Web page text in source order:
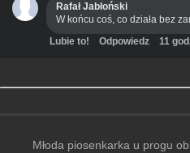
Rafał Jabłoński
W końcu coś, co działa bez
Lubie to! Odpowiedz 11
Młoda piosenkarka u progu